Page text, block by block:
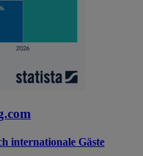
internationale Gäste